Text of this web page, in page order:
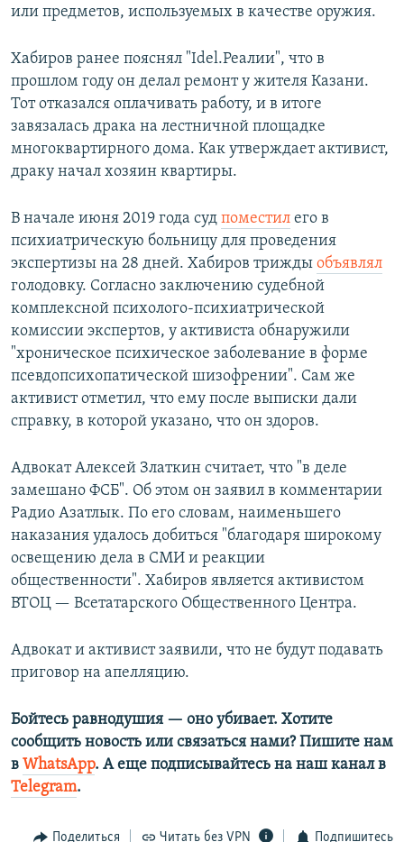
или предметов, используемых в качестве оружия.
Хабиров ранее пояснял "Idel.Реалии", что в
прошлом году он делал ремонт у жителя Казани.
Тот отказался оплачивать работу, и в итоге
завязалась драка на лестничной площадке
многоквартирного дома. Как утверждает активист,
драку начал хозяин квартиры.
В начале июня 2019 года суд поместил его в
психиатрическую больницу для проведения
экспертизы на 28 дней. Хабиров трижды объявлял
голодовку. Согласно заключению судебной
комплексной психолого-психиатрической
комиссии экспертов, у активиста обнаружили
"хроническое психическое заболевание в форме
псевдопсихопатической шизофрении". Сам же
активист отметил, что ему после выписки дали
справку, в которой указано, что он здоров.
Адвокат Алексей Златкин считает, что "в деле
замешано ФСБ". Об этом он заявил в комментарии
Радио Азатлык. По его словам, наименьшего
наказания удалось добиться "благодаря широкому
освещению дела в СМИ и реакции
общественности". Хабиров является активистом
ВТОЦ — Всетатарского Общественного Центра.
Адвокат и активист заявили, что не будут подавать
приговор на апелляцию.
Бойтесь равнодушия — оно убивает. Хотите
сообщить новость или связаться нами? Пишите нам
в WhatsApp. А еще подписывайтесь на наш канал в
Telegram.
Поделиться Читать без VPN Подпишитесь